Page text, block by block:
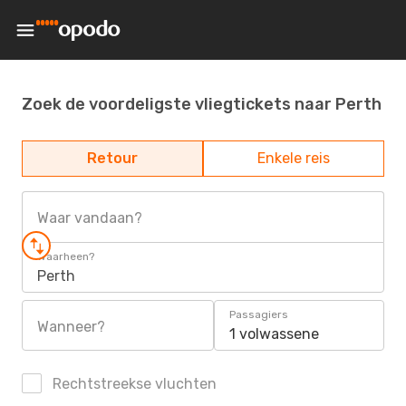
Zoek de voordeligste vliegtickets naar Perth
Retour Enkele reis
Waar vandaan?
Waarheen?
Perth
Wanneer?
Passagiers
1 volwassene
Rechtstreekse vluchten